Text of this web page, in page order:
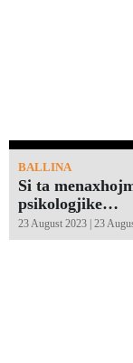
BALLINA
Si ta
psikologjike…
23 August 2023 | 23